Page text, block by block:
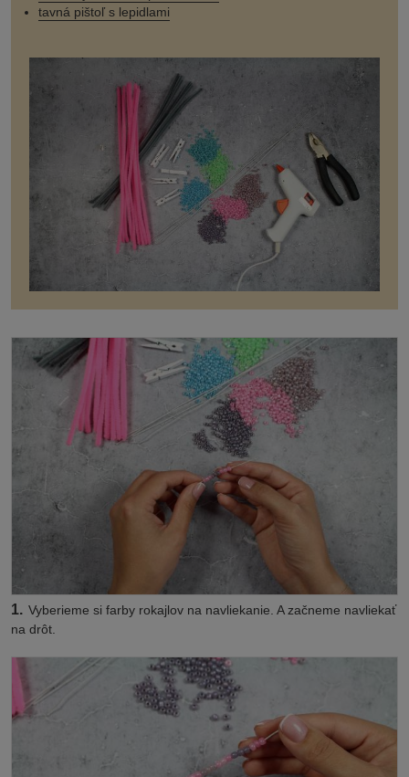
tavná pištoľ s lepidlami
1. Vyberieme si farby rokajlov na navliekanie. A začneme navliekať
na drôt.